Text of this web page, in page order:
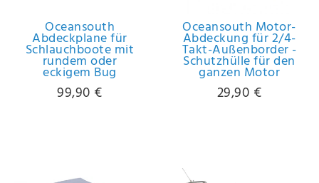
ich, dass
ich die
Daten­
schutz­
erklärung
Oceansouth
Abdeckplane für
Schlauchboote mit
rundem oder
eckigem Bug
99,90 €
Oceansouth Motor-
Abdeckung für 2/4-
Takt-Außenborder -
Schutzhülle für den
ganzen Motor
29,90 €